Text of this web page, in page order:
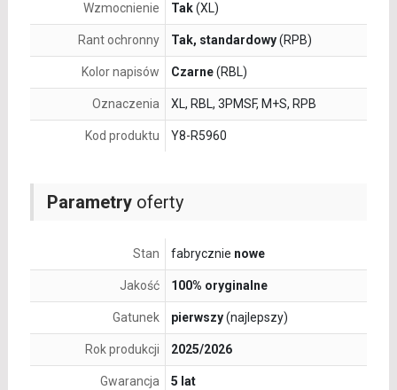
Parametryoferty
Stan fabrycznie nowe
Jakość 100% oryginalne
Gatunek pierwszy(najlepszy)
Rok produkcji 2025/2026
Gwarancja 5 lat
Wzmocnienie Tak(XL)
Rant ochronny Tak, standardowy(RPB)
Kolor napisów Czarne(RBL)
Oznaczenia XL, RBL, 3PMSF, M+S, RPB
Kod produktu Y8-R5960